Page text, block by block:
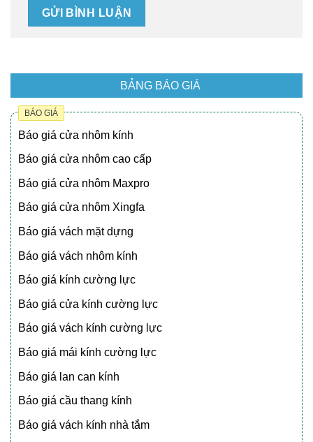
BẢNG BÁO GIÁ
BÁO GIÁ
Báo giá cửa nhôm kính
Báo giá cửa nhôm cao cấp
Báo giá cửa nhôm Maxpro
Báo giá cửa nhôm Xingfa
Báo giá vách mặt dựng
Báo giá vách nhôm kính
Báo giá kính cường lực
Báo giá cửa kính cường lực
Báo giá vách kính cường lực
Báo giá mái kính cường lực
Báo giá lan can kính
Báo giá cầu thang kính
Báo giá vách kính nhà tắm